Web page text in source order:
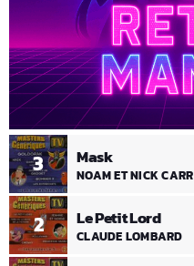
2 Le Petit Lord
CLAUDE LOMBARD
3 Mask
NOAM ET NICK CARR